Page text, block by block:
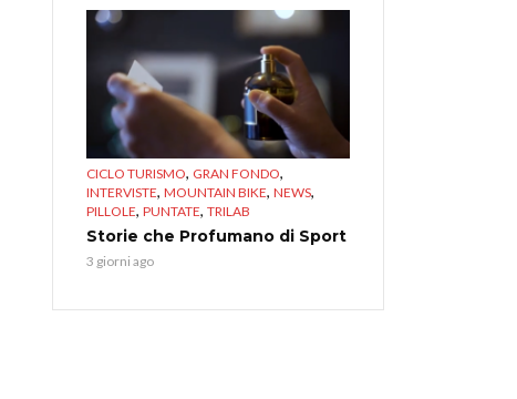
CICLO TURISMO, GRAN FONDO,
INTERVISTE, MOUNTAIN BIKE, NEWS,
PILLOLE, PUNTATE, TRILAB
Storie che Profumano di Sport
3 giorni ago